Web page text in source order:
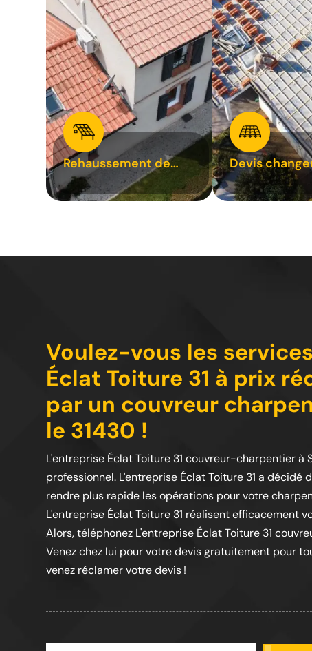
Rehaussement de
toiture 31
Devis
tuile 31
Voulez-vous les
Éclat Toiture 31 à prix
par un couvreur
le 31430 !
L'entreprise Éclat Toiture 31 couvreur-charpentier à
professionnel. L'entreprise Éclat Toiture 31 a décidé
rendre plus rapide les opérations pour votre
L'entreprise Éclat Toiture 31 réalisent efficacement
Alors, téléphonez L'entreprise Éclat Toiture 31
Venez chez lui pour votre devis gratuitement pour
venez réclamer votre devis !